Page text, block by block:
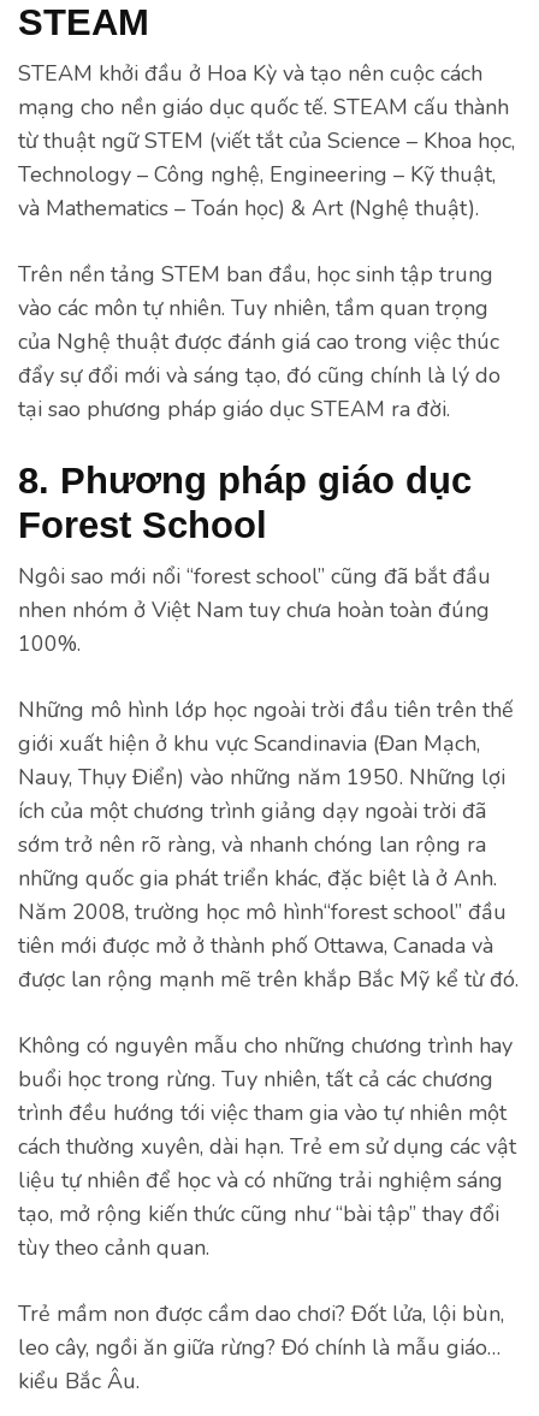
STEAM
STEAM khởi đầu ở Hoa Kỳ và tạo nên cuộc cách
mạng cho nền giáo dục quốc tế. STEAM cấu thành
từ thuật ngữ STEM (viết tắt của Science – Khoa học,
Technology – Công nghệ, Engineering – Kỹ thuật,
và Mathematics – Toán học) & Art (Nghệ thuật).
Trên nền tảng STEM ban đầu, học sinh tập trung
vào các môn tự nhiên. Tuy nhiên, tầm quan trọng
của Nghệ thuật được đánh giá cao trong việc thúc
đẩy sự đổi mới và sáng tạo, đó cũng chính là lý do
tại sao phương pháp giáo dục STEAM ra đời.
8. Phương pháp giáo dục
Forest School
Ngôi sao mới nổi “forest school” cũng đã bắt đầu
nhen nhóm ở Việt Nam tuy chưa hoàn toàn đúng
100%.
Những mô hình lớp học ngoài trời đầu tiên trên thế
giới xuất hiện ở khu vực Scandinavia (Đan Mạch,
Nauy, Thụy Điển) vào những năm 1950. Những lợi
ích của một chương trình giảng dạy ngoài trời đã
sớm trở nên rõ ràng, và nhanh chóng lan rộng ra
những quốc gia phát triển khác, đặc biệt là ở Anh.
Năm 2008, trường học mô hình“forest school” đầu
tiên mới được mở ở thành phố Ottawa, Canada và
được lan rộng mạnh mẽ trên khắp Bắc Mỹ kể từ đó.
Không có nguyên mẫu cho những chương trình hay
buổi học trong rừng. Tuy nhiên, tất cả các chương
trình đều hướng tới việc tham gia vào tự nhiên một
cách thường xuyên, dài hạn. Trẻ em sử dụng các vật
liệu tự nhiên để học và có những trải nghiệm sáng
tạo, mở rộng kiến thức cũng như “bài tập” thay đổi
tùy theo cảnh quan.
Trẻ mầm non được cầm dao chơi? Đốt lửa, lội bùn,
leo cây, ngồi ăn giữa rừng? Đó chính là mẫu giáo…
kiểu Bắc Âu.